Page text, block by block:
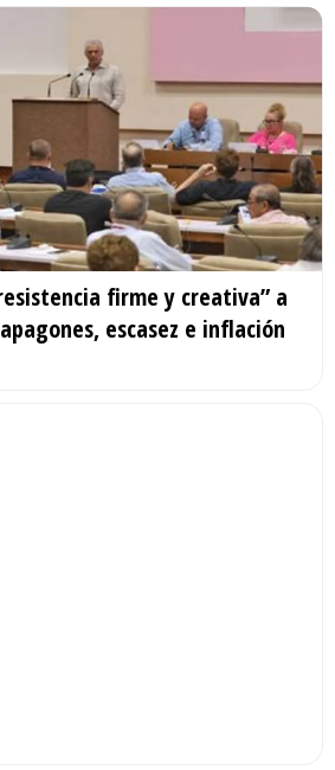
firme y creativa” a
escasez e inflación